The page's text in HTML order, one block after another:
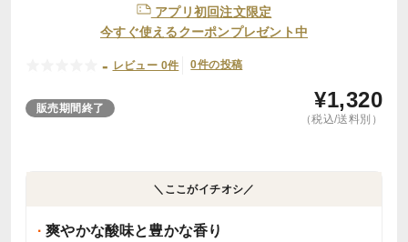
アプリ初回注文限定
今すぐ使えるクーポンプレゼント中
- レビュー 0件 0件の投稿
販売期間終了 ¥1,320
（税込/送料別）
＼ここがイチオシ／
爽やかな酸味と豊かな香り